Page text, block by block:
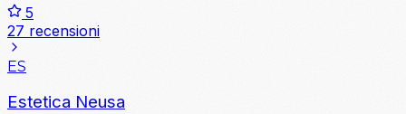
5
27 recensioni
ES
Estetica Neusa